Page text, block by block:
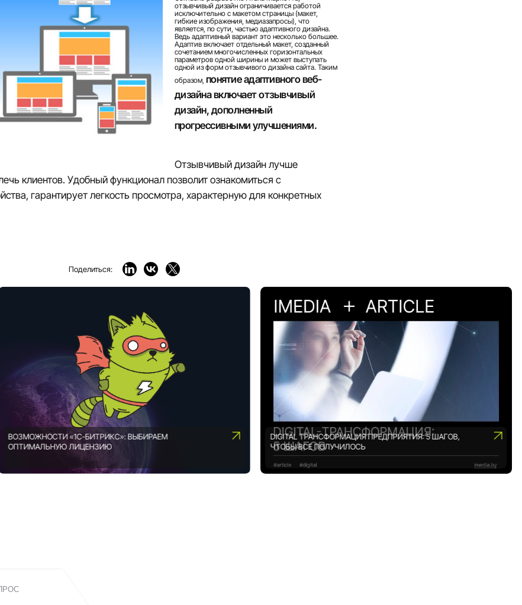
отзывчивый дизайн ограничивается работой
исключительно с макетом страницы (макет,
гибкие изображения, медиазапросы), что
является, по сути, частью адаптивного дизайна.
Ведь адаптивный вариант это несколько большее.
Адаптив включает отдельный макет, созданный
сочетанием многочисленных горизонтальных
параметров одной ширины и может выступать
одной из форм отзывчивого дизайна сайта. Таким
образом, понятие адаптивного веб-
дизайна включает отзывчивый
дизайн, дополненный
прогрессивными улучшениями.
Отзывчивый дизайн лучше
клиентов. Удобный функционал позволит ознакомиться с
гарантирует легкость просмотра, характерную для конкретных
Поделиться:
ВОЗМОЖНОСТИ «1С-БИТРИКС»: ВЫБИРАЕМ
ОПТИМАЛЬНУЮ ЛИЦЕНЗИЮ
DIGITAL ТРАНСФОРМАЦИЯ ПРЕДПРИЯТИЯ: 5 ШАГОВ,
ЧТОБЫ ВСЕ ПОЛУЧИЛОСЬ